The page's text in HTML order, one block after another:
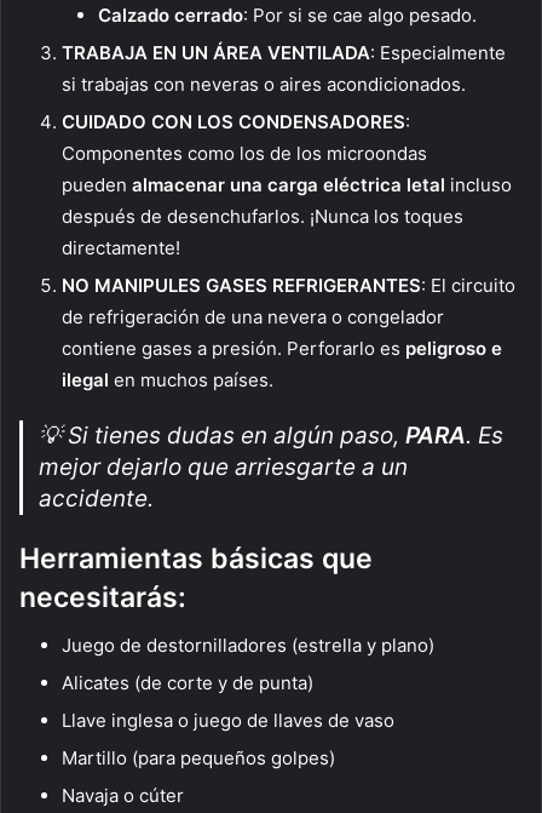
Calzado cerrado: Por si se cae algo pesado.
TRABAJA EN UN ÁREA VENTILADA: Especialmente
si trabajas con neveras o aires acondicionados.
CUIDADO CON LOS CONDENSADORES:
Componentes como los de los microondas
pueden almacenar una carga eléctrica letal incluso
después de desenchufarlos. ¡Nunca los toques
directamente!
NO MANIPULES GASES REFRIGERANTES: El circuito
de refrigeración de una nevera o congelador
contiene gases a presión. Perforarlo es peligroso e
ilegal en muchos países.
💡Si tienes dudas en algún paso,PARA. Es
mejor dejarlo que arriesgarte a un
accidente.
Herramientas básicas que
necesitarás:
Juego de destornilladores (estrella y plano)
Alicates (de corte y de punta)
Llave inglesa o juego de llaves de vaso
Martillo (para pequeños golpes)
Navaja o cúter